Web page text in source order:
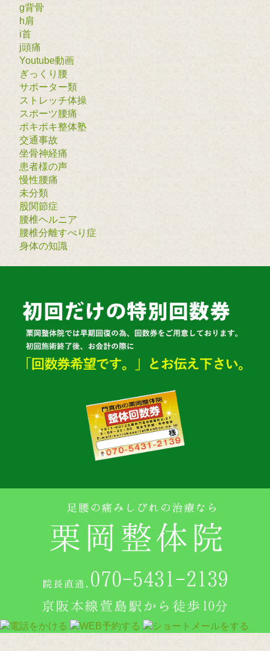
g背骨
h肩
i首
j頭痛
Youtube動画
ぎっくり腰
サポーター類
ストレッチ体操
スポーツ腰痛
ポキポキ整体塾
交通事故
坐骨神経痛
患者様の声
慢性腰痛
未分類
股関節症
腰椎ヘルニア
腰椎分離すべり症
身体の知識